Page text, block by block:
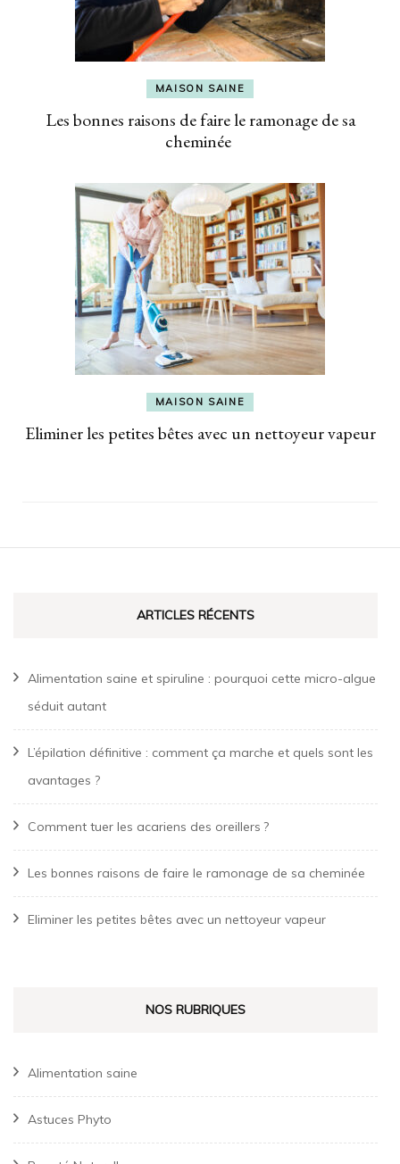
MAISON SAINE
Les bonnes raisons de faire le ramonage de sa
cheminée
MAISON SAINE
Eliminer les petites bêtes avec un nettoyeur vapeur
ARTICLES RÉCENTS
Alimentation saine et spiruline : pourquoi cette micro-algue
séduit autant
L’épilation définitive : comment ça marche et quels sont les
avantages ?
Comment tuer les acariens des oreillers ?
Les bonnes raisons de faire le ramonage de sa cheminée
Eliminer les petites bêtes avec un nettoyeur vapeur
NOS RUBRIQUES
Alimentation saine
Astuces Phyto